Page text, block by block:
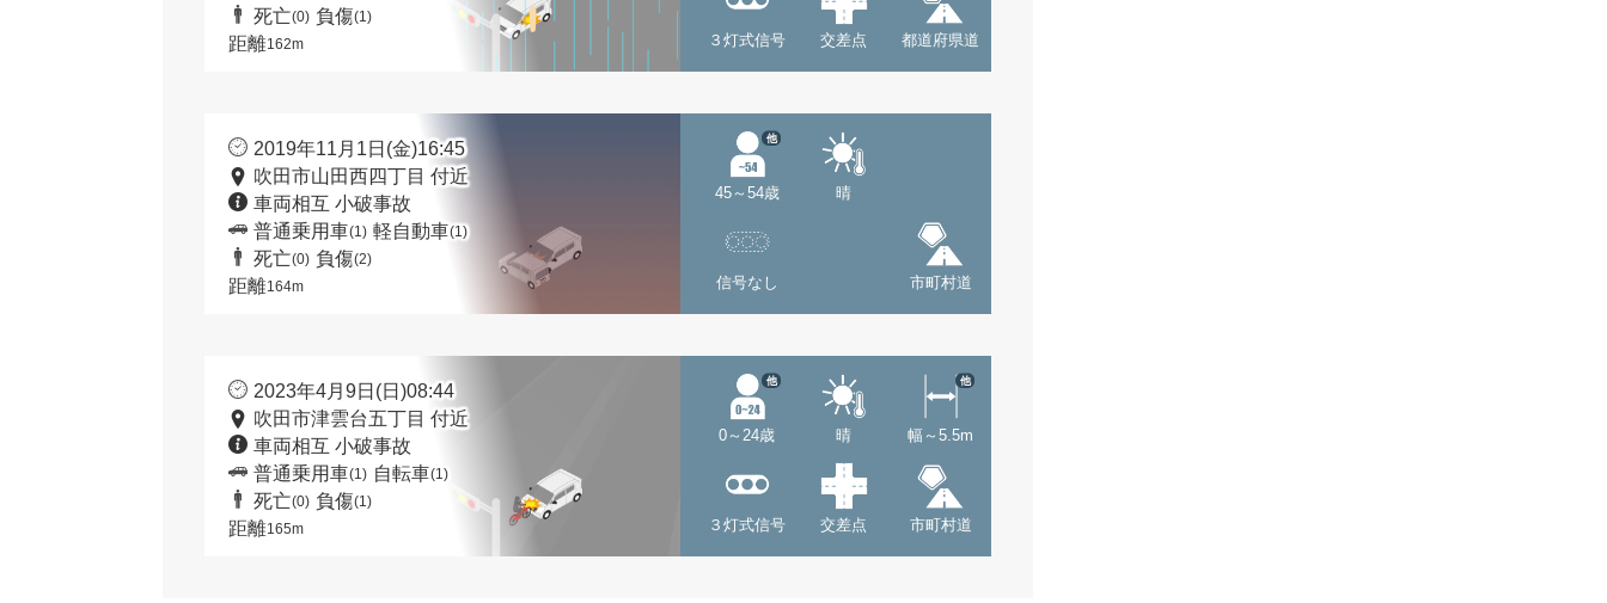
死亡(0) 負傷(1)
距離162m ３灯式信号 交差点 都道府県道
2019年11月1日(金)16:45
吹田市山田西四丁目 付近
車両相互 小破事故
普通乗用車(1) 軽自動車(1)
死亡(0) 負傷(2)
距離164m
45～54歳
他
晴
信号なし 市町村道
2023年4月9日(日)08:44
吹田市津雲台五丁目 付近
車両相互 小破事故
普通乗用車(1) 自転車(1)
死亡(0) 負傷(1)
距離165m
0～24歳
他
晴 幅～5.5m
他
３灯式信号 交差点 市町村道